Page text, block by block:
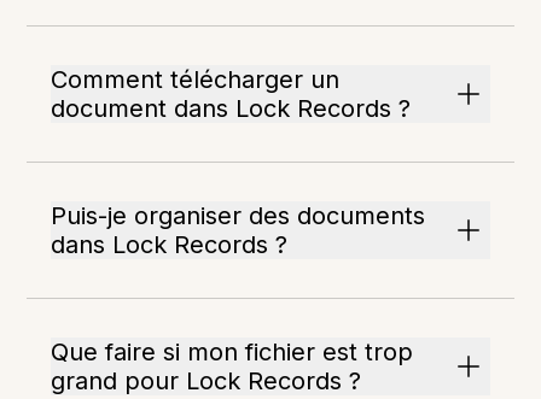
Comment télécharger un
document dans Lock Records ?
Puis-je organiser des documents
dans Lock Records ?
Que faire si mon fichier est trop
grand pour Lock Records ?